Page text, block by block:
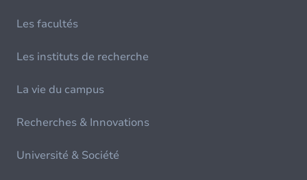
Les facultés
Les instituts de recherche
La vie du campus
Recherches & Innovations
Université & Société